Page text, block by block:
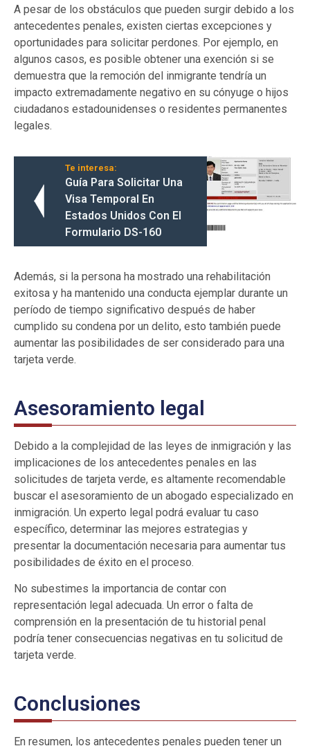
A pesar de los obstáculos que pueden surgir debido a los
antecedentes penales, existen ciertas excepciones y
oportunidades para solicitar perdones. Por ejemplo, en
algunos casos, es posible obtener una exención si se
demuestra que la remoción del inmigrante tendría un
impacto extremadamente negativo en su cónyuge o hijos
ciudadanos estadounidenses o residentes permanentes
legales.
Te interesa:
Guía Para Solicitar Una
Visa Temporal En
Estados Unidos Con El
Formulario DS-160
Además, si la persona ha mostrado una rehabilitación
exitosa y ha mantenido una conducta ejemplar durante un
período de tiempo significativo después de haber
cumplido su condena por un delito, esto también puede
aumentar las posibilidades de ser considerado para una
tarjeta verde.
Asesoramiento legal
Debido a la complejidad de las leyes de inmigración y las
implicaciones de los antecedentes penales en las
solicitudes de tarjeta verde, es altamente recomendable
buscar el asesoramiento de un abogado especializado en
inmigración. Un experto legal podrá evaluar tu caso
específico, determinar las mejores estrategias y
presentar la documentación necesaria para aumentar tus
posibilidades de éxito en el proceso.
No subestimes la importancia de contar con
representación legal adecuada. Un error o falta de
comprensión en la presentación de tu historial penal
podría tener consecuencias negativas en tu solicitud de
tarjeta verde.
Conclusiones
En resumen, los antecedentes penales pueden tener un